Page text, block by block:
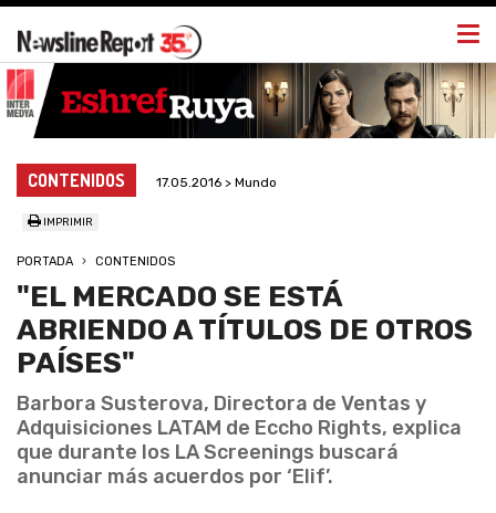
CONTENIDOS 17.05.2016 > Mundo
IMPRIMIR
PORTADA CONTENIDOS
"EL MERCADO SE ESTÁ
ABRIENDO A TÍTULOS DE OTROS
PAÍSES"
Barbora Susterova, Directora de Ventas y
Adquisiciones LATAM de Eccho Rights, explica
que durante los LA Screenings buscará
anunciar más acuerdos por ‘Elif’.